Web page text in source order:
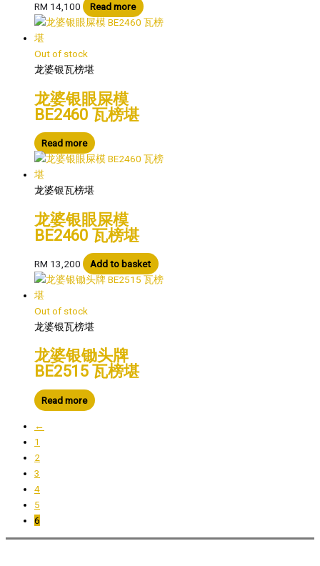
RM 14,100 Read more
Out of stock
龙婆银瓦榜堪
龙婆银眼屎模
BE2460 瓦榜堪
Read more
龙婆银瓦榜堪
龙婆银眼屎模
BE2460 瓦榜堪
RM 13,200 Add to basket
Out of stock
龙婆银瓦榜堪
龙婆银锄头牌
BE2515 瓦榜堪
Read more
←
1
2
3
4
5
6